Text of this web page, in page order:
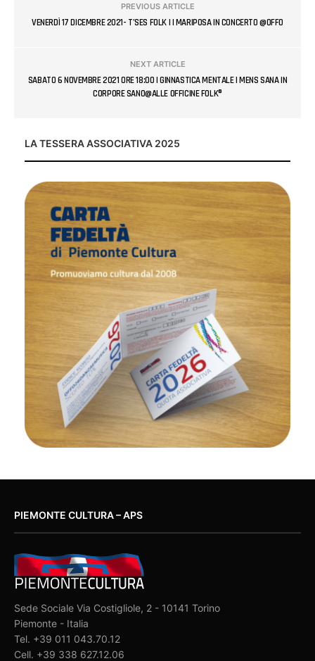
PREVIOUS ARTICLE
VENERDÌ 17 DICEMBRE 2021- T’SES FOLK | I MARIPOSA IN CONCERTO @OFFO
NEXT ARTICLE
SABATO 6 NOVEMBRE 2021 ORE 18:00 | GINNASTICA MENTALE | MENS SANA IN
CORPORE SANO@ALLE OFFICINE FOLK®
LA TESSERA ASSOCIATIVA 2025
PIEMONTE CULTURA – APS
Sede Sociale Via Costigliole, 2 - 10141 Torino
Piemonte - Italia
Tel. +39 011 043.70.12
Cell. +39 338 627.12.06